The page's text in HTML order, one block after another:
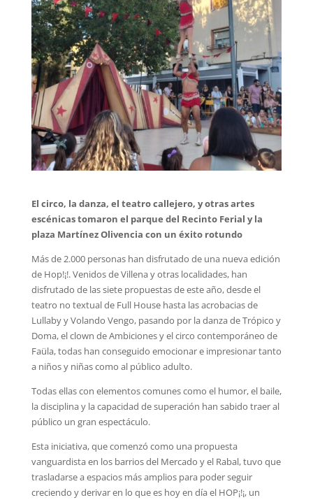
El circo, la danza, el teatro callejero, y otras artes
escénicas tomaron el parque del Recinto Ferial y la
plaza Martínez Olivencia con un éxito rotundo
Más de 2.000 personas han disfrutado de una nueva edición
de Hop!¡!. Venidos de Villena y otras localidades, han
disfrutado de las siete propuestas de este año, desde el
teatro no textual de Full House hasta las acrobacias de
Lullaby y Volando Vengo, pasando por la danza de Trópico y
Doma, el clown de Ambiciones y el circo contemporáneo de
Faüla, todas han conseguido emocionar e impresionar tanto
a niños y niñas como al público adulto.
Todas ellas con elementos comunes como el humor, el baile,
la disciplina y la capacidad de superación han sabido traer al
público un gran espectáculo.
Esta iniciativa, que comenzó como una propuesta
vanguardista en los barrios del Mercado y el Rabal, tuvo que
trasladarse a espacios más amplios para poder seguir
creciendo y derivar en lo que es hoy en día el HOP¡!¡, un